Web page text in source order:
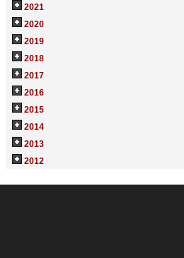
2021
2020
2019
2018
2017
2016
2015
2014
2013
2012